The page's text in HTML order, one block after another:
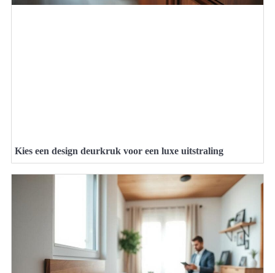
Kies een design deurkruk voor een luxe uitstraling